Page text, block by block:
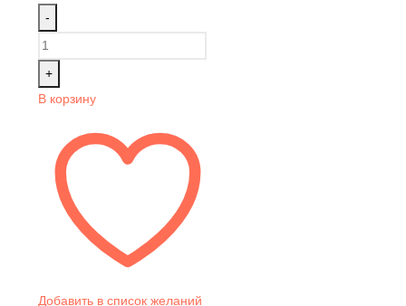
-
+
В корзину
Добавить в список желаний